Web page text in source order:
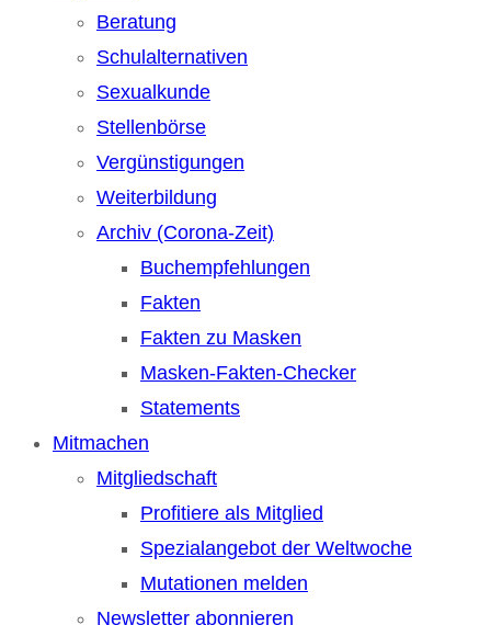
Beratung
Schulalternativen
Sexualkunde
Stellenbörse
Vergünstigungen
Weiterbildung
Archiv (Corona-Zeit)
Buchempfehlungen
Fakten
Fakten zu Masken
Masken-Fakten-Checker
Statements
Mitmachen
Mitgliedschaft
Profitiere als Mitglied
Spezialangebot der Weltwoche
Mutationen melden
Newsletter abonnieren